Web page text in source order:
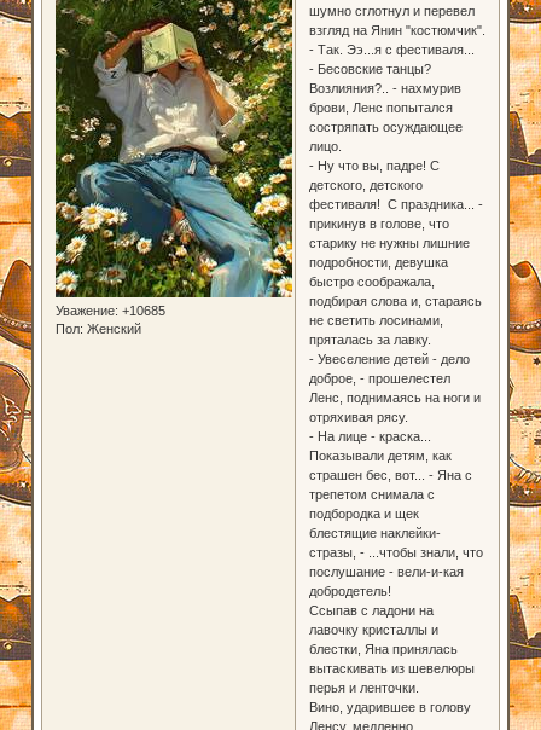
Уважение: +10685
Пол: Женский
шумно сглотнул и перевел
взгляд на Янин "костюмчик".
- Так. Ээ...я с фестиваля...
- Бесовские танцы?
Возлияния?.. - нахмурив
брови, Ленс попытался
состряпать осуждающее
лицо.
- Ну что вы, падре! С
детского, детского
фестиваля! С праздника... -
прикинув в голове, что
старику не нужны лишние
подробности, девушка
быстро соображала,
подбирая слова и, стараясь
не светить лосинами,
пряталась за лавку.
- Увеселение детей - дело
доброе, - прошелестел
Ленс, поднимаясь на ноги и
отряхивая рясу.
- На лице - краска...
Показывали детям, как
страшен бес, вот... - Яна с
трепетом снимала с
подбородка и щек
блестящие наклейки-
стразы, - ...чтобы знали, что
послушание - вели-и-кая
добродетель!
Ссыпав с ладони на
лавочку кристаллы и
блестки, Яна принялась
вытаскивать из шевелюры
перья и ленточки.
Вино, ударившее в голову
Ленсу, медленно